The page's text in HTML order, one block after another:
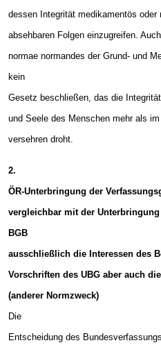
dessen Integrität medikamentös
absehbaren Folgen einzugreifen.
normae normandes der Grund- und
kein
Gesetz beschließen, das die
und Seele des Menschen mehr als
versehren droht.
2.
ÖR-Unterbringung der
vergleichbar mit der Unterbringung
BGB
ausschließlich die Interessen des
Vorschriften des UBG aber auch
(anderer Normzweck)
Die
Entscheidung des